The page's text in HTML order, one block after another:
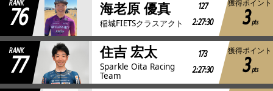
RANK
76 海老原 優真
稲城FIETSクラスアクト
127
2:27:30
獲得ポイント
3pts
RANK
77 住吉 宏太
Sparkle Oita Racing
Team
173
2:27:30
獲得ポイント
3pts